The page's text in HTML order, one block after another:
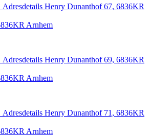
Adresdetails Henry Dunanthof 67, 6836KR
Arnhem
Adresdetails Henry Dunanthof 69, 6836KR
Arnhem
Adresdetails Henry Dunanthof 71, 6836KR
Arnhem